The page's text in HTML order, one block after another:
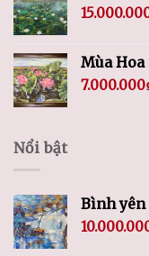
Mùa Hoa
7.000.000
Nổi bật
Bình